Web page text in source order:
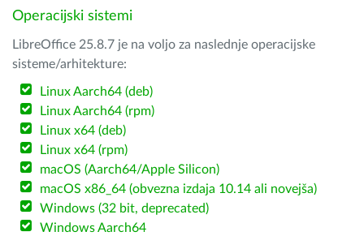
Operacijski sistemi
LibreOffice 25.8.7 je na voljo za naslednje operacijske
sisteme/arhitekture:
Linux Aarch64 (deb)
Linux Aarch64 (rpm)
Linux x64 (deb)
Linux x64 (rpm)
macOS (Aarch64/Apple Silicon)
macOS x86_64 (obvezna izdaja 10.14 ali novejša)
Windows (32 bit, deprecated)
Windows Aarch64